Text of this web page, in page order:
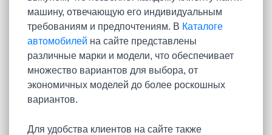
машину, отвечающую его индивидуальным
требованиям и предпочтениям. В Каталоге
автомобилей на сайте представлены
различные марки и модели, что обеспечивает
множество вариантов для выбора, от
экономичных моделей до более роскошных
вариантов.
Для удобства клиентов на сайте также